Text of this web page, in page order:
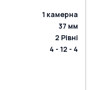
1 камерна
37 мм
2 Рівні
4 - 12 - 4